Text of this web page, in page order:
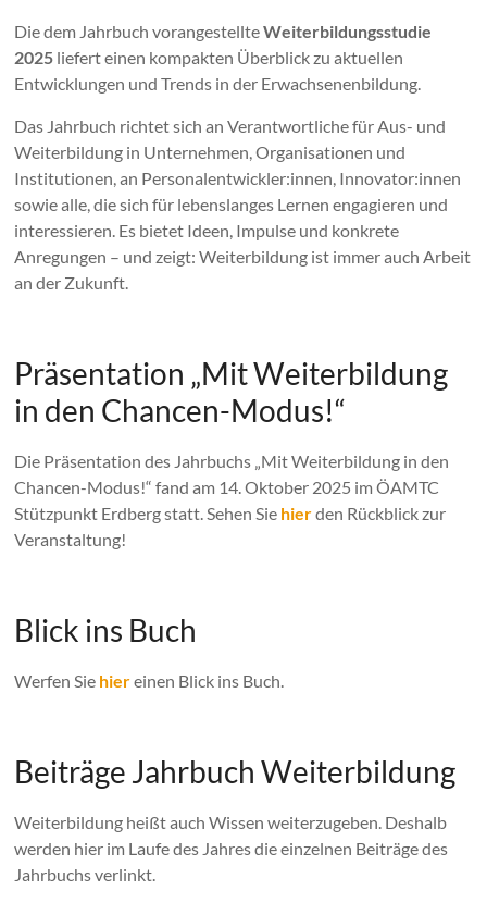
Die dem Jahrbuch vorangestellteWeiterbildungsstudie
2025 liefert einen kompakten Überblick zu aktuellen
Entwicklungen und Trends in der Erwachsenenbildung.
Das Jahrbuch richtet sich an Verantwortliche für Aus- und
Weiterbildung in Unternehmen, Organisationen und
Institutionen, an Personalentwickler:innen, Innovator:innen
sowie alle, die sich für lebenslanges Lernen engagieren und
interessieren. Es bietet Ideen, Impulse und konkrete
Anregungen – und zeigt: Weiterbildung ist immer auch Arbeit
an der Zukunft.
Präsentation „Mit Weiterbildung
in den Chancen-Modus!“
Die Präsentation des Jahrbuchs „Mit Weiterbildung in den
Chancen-Modus!“ fand am 14. Oktober 2025 im ÖAMTC
Stützpunkt Erdberg statt. Sehen Sie hierden Rückblick zur
Veranstaltung!
Blick ins Buch
Werfen Sie hiereinen Blick ins Buch.
Beiträge Jahrbuch Weiterbildung
Weiterbildung heißt auch Wissen weiterzugeben. Deshalb
werden hier im Laufe des Jahres die einzelnen Beiträge des
Jahrbuchs verlinkt.